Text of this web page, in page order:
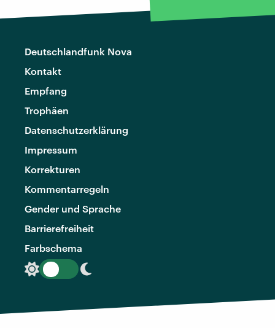
Deutschlandfunk Nova
Kontakt
Empfang
Trophäen
Datenschutzerklärung
Impressum
Korrekturen
Kommentarregeln
Gender und Sprache
Barrierefreiheit
Farbschema